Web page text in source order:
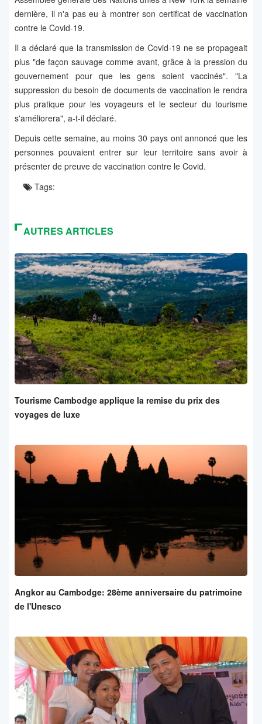
dernière, il n'a pas eu à montrer son certificat de vaccination
contre le Covid-19.
Il a déclaré que la transmission de Covid-19 ne se propageait
plus "de façon sauvage comme avant, grâce à la pression du
gouvernement pour que les gens soient vaccinés". "La
suppression du besoin de documents de vaccination le rendra
plus pratique pour les voyageurs et le secteur du tourisme
s'améliorera", a-t-il déclaré.
Depuis cette semaine, au moins 30 pays ont annoncé que les
personnes pouvaient entrer sur leur territoire sans avoir à
présenter de preuve de vaccination contre le Covid.
Tags:
AUTRES ARTICLES
Tourisme Cambodge applique la remise du prix des
voyages de luxe
Angkor au Cambodge: 28ème anniversaire du patrimoine
de l'Unesco